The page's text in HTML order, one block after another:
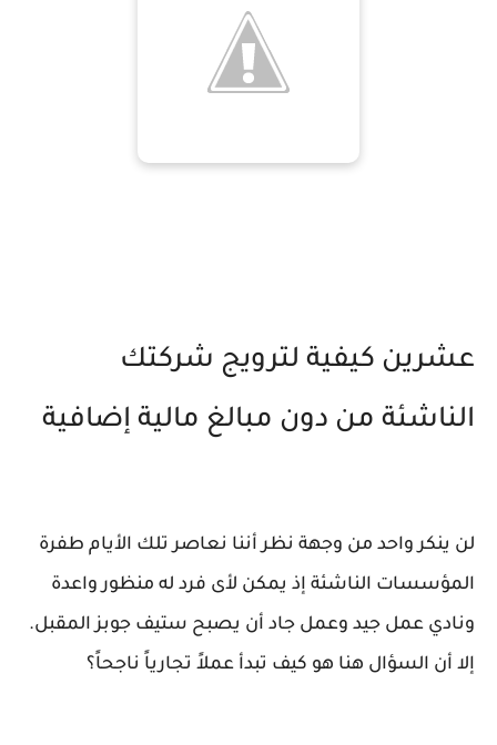
عشرين كيفية لترويج شركتك
الناشئة من دون مبالغ مالية إضافية
لن ينكر واحد من وجهة نظر أننا نعاصر تلك الأيام طفرة
المؤسسات الناشئة إذ يمكن لأى فرد له منظور واعدة
ونادي عمل جيد وعمل جاد أن يصبح ستيف جوبز المقبل.
إلا أن السؤال هنا هو كيف تبدأ عملاً تجارياً ناجحاً؟